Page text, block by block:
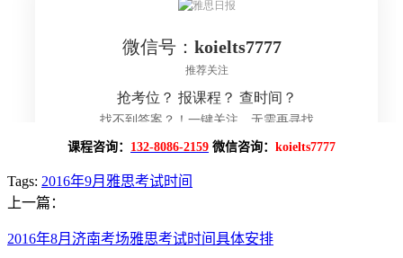
课程咨询： 132-8086-2159 微信咨询： koielts7777
Tags: 2016年9月雅思考试时间
上一篇：
2016年8月济南考场雅思考试时间具体安排